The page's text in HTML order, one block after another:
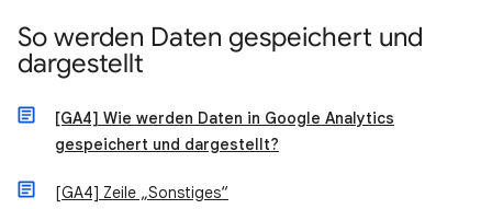
So werden Daten gespeichert und
dargestellt
[GA4] Wie werden Daten in Google Analytics
gespeichert und dargestellt?
[GA4] Zeile „Sonstiges“